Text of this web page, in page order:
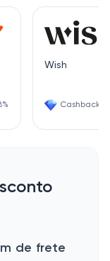
Wish
Cashback
de frete